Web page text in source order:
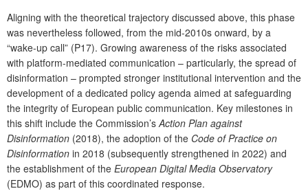
Aligning with the theoretical trajectory discussed above, this phase
was nevertheless followed, from the mid-2010s onward, by a
“wake-up call” (P17). Growing awareness of the risks associated
with platform-mediated communication – particularly, the spread of
disinformation – prompted stronger institutional intervention and the
development of a dedicated policy agenda aimed at safeguarding
the integrity of European public communication. Key milestones in
this shift include the Commission’s Action Plan against
Disinformation (2018), the adoption of the Code of Practice on
Disinformation in 2018 (subsequently strengthened in 2022) and
the establishment of the European Digital Media Observatory
(EDMO) as part of this coordinated response.